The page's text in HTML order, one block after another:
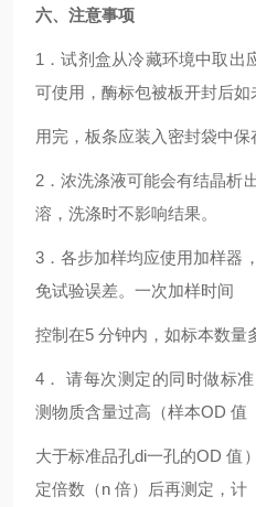
六、 注意事项
1．试剂盒从冷藏环境中取出
可使用，酶标包被板开封后如
用完，板条应装入密封袋中保
2．浓洗涤液可能会有结晶析
溶，洗涤时不影响结果。
3．各步加样均应使用加样器
免试验误差。一次加样时间
控制在5 分钟内，如标本数量
4． 请每次测定的同时做标
测物质含量过高（样本OD 值
大于标准品孔di一孔的OD 值
定倍数（n 倍）后再测定，计